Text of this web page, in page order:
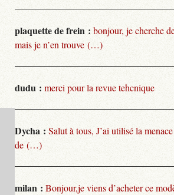
plaquette de frein : bonjour, je cherche
mais je n’en trouve (…)
dudu : merci pour la revue tehcnique
Dycha : Salut à tous, J’ai utilisé la
de (…)
milan : Bonjour,je viens d’acheter ce